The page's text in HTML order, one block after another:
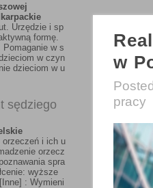
Urzędzie i sp
formę.
w s
w czyn
dzieciom w u
sędziego
orzeczeń i ich u
orzecz
spra
wyższe
: Wymieni
w
pracy